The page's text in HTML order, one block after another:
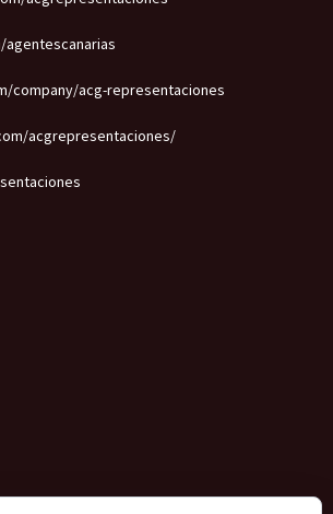
company/acg-representaciones
acgrepresentaciones/